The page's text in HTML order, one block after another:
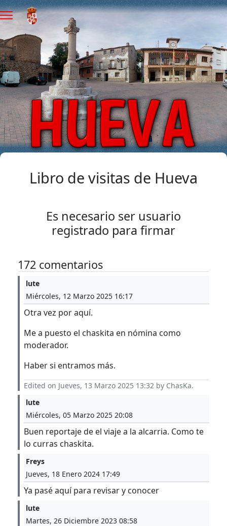
Libro de visitas de Hueva
Es necesario ser usuario
registrado para firmar
172 comentarios
lute
Miércoles, 12 Marzo 2025 16:17
Otra vez por aquí.
Me a puesto el chaskita en nómina como
moderador.
Haber si entramos más.
Edited on Jueves, 13 Marzo 2025 13:32 by ChasKa.
lute
Miércoles, 05 Marzo 2025 20:08
Buen reportaje de el viaje a la alcarria. Como te
lo curras chaskita.
Freys
Jueves, 18 Enero 2024 17:49
Ya pasé aquí para revisar y conocer
lute
Martes, 26 Diciembre 2023 08:58